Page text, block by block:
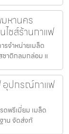
หานคร
ชส์ร้านกาแฟ
จำหน่ายเมล็ด
ชาติกลมกล่อม แ
อุปกรณ์กาแฟ
ดพรีเมี่ยม เมล็ด
าน จัดส่งทั